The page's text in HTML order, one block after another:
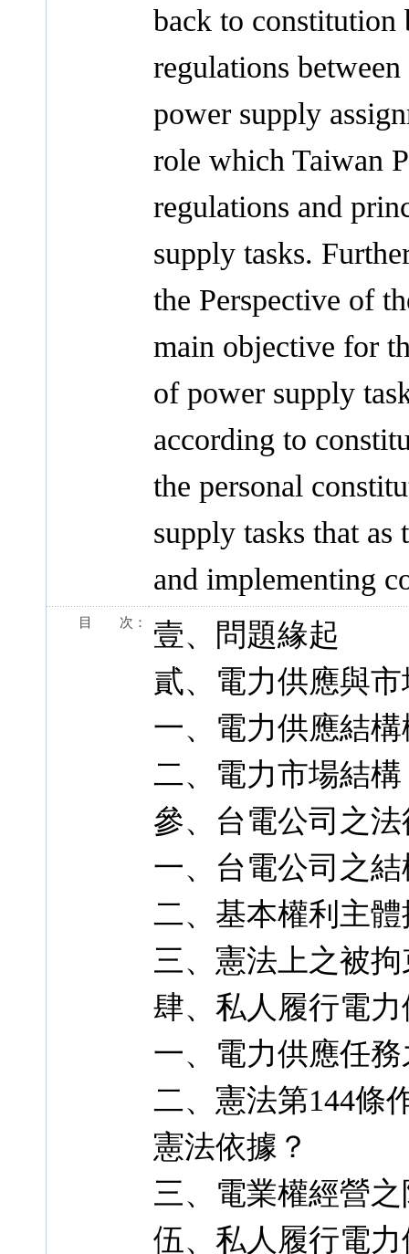
back to constitution
regulations
power supply
role which Taiwan
regulations and
supply tasks.
the Perspective of
main objective for
of power supply
according to
the personal
supply tasks that
and implementing
目 次：
壹、問題緣起
貳、電力供應與
一、電力供應結
二、電力市場結構
參、台電公司之
一、台電公司之
二、基本權利主
三、憲法上之被
肆、私人履行電
一、電力供應任
二、憲法第144條
憲法依據？
三、電業權經營
伍、私人履行電